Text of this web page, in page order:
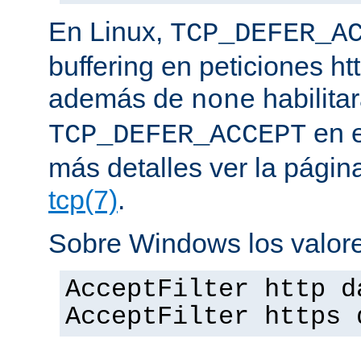
En Linux,
buffering en peticiones
además de none
TCP_DEFER_ACCEPT en
más detalles ver la
tcp(7).
Sobre Windows los
AcceptFilter http
AcceptFilter https